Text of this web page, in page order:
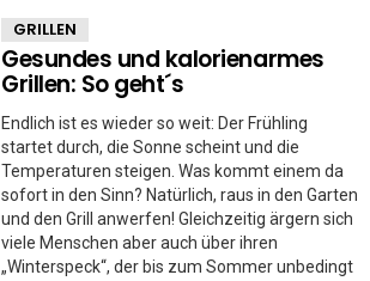
GRILLEN
Gesundes und kalorienarmes
Grillen: So geht´s
Endlich ist es wieder so weit: Der Frühling
startet durch, die Sonne scheint und die
Temperaturen steigen. Was kommt einem da
sofort in den Sinn? Natürlich, raus in den Garten
und den Grill anwerfen! Gleichzeitig ärgern sich
viele Menschen aber auch über ihren
„Winterspeck“, der bis zum Sommer unbedingt